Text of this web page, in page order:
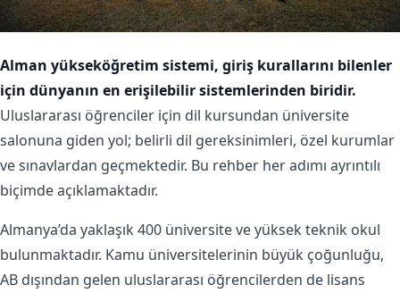
Alman yükseköğretim sistemi, giriş kurallarını bilenler
için dünyanın en erişilebilir sistemlerinden biridir.
Uluslararası öğrenciler için dil kursundan üniversite
salonuna giden yol; belirli dil gereksinimleri, özel kurumlar
ve sınavlardan geçmektedir. Bu rehber her adımı ayrıntılı
biçimde açıklamaktadır.
Almanya’da yaklaşık 400 üniversite ve yüksek teknik okul
bulunmaktadır. Kamu üniversitelerinin büyük çoğunluğu,
AB dışından gelen uluslararası öğrencilerden de lisans